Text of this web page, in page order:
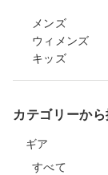
メンズ
ウィメンズ
キッズ
カテゴリーか
ギア
すべて